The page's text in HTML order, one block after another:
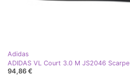
Adidas
ADIDAS VL Court 3.0 M JS2046 Scarpe
94,86 €